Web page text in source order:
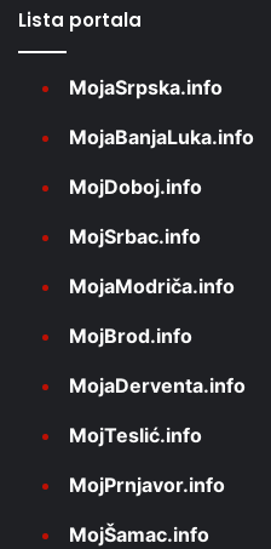
Lista portala
MojaSrpska.info
MojaBanjaLuka.info
MojDoboj.info
MojSrbac.info
MojaModriča.info
MojBrod.info
MojaDerventa.info
MojTeslić.info
MojPrnjavor.info
MojŠamac.info